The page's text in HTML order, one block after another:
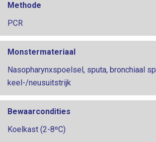
Methode
PCR
Monstermateriaal
Nasopharynxspoelsel, sputa, bronchiaal
keel-/neusuitstrijk
Bewaarcondities
Koelkast (2-8ºC)